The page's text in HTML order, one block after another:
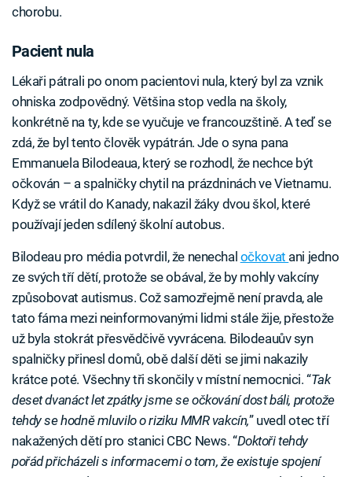
chorobu.
Pacient nula
Lékaři pátrali po onom pacientovi nula, který byl za vznik
ohniska zodpovědný. Většina stop vedla na školy,
konkrétně na ty, kde se vyučuje ve francouzštině. A teď se
zdá, že byl tento člověk vypátrán. Jde o syna pana
Emmanuela Bilodeaua, který se rozhodl, že nechce být
očkován – a spalničky chytil na prázdninách ve Vietnamu.
Když se vrátil do Kanady, nakazil žáky dvou škol, které
používají jeden sdílený školní autobus.
Bilodeau pro média potvrdil, že nenechal očkovat ani jedno
ze svých tří dětí, protože se obával, že by mohly vakcíny
způsobovat autismus. Což samozřejmě není pravda, ale
tato fáma mezi neinformovanými lidmi stále žije, přestože
už byla stokrát přesvědčivě vyvrácena. Bilodeauův syn
spalničky přinesl domů, obě další děti se jimi nakazily
krátce poté. Všechny tři skončily v místní nemocnici. “Tak
deset dvanáct let zpátky jsme se očkování dost báli, protože
tehdy se hodně mluvilo o riziku MMR vakcín,” uvedl otec tří
nakažených dětí pro stanici CBC News. “Doktoři tehdy
pořád přicházeli s informacemi o tom, že existuje spojení